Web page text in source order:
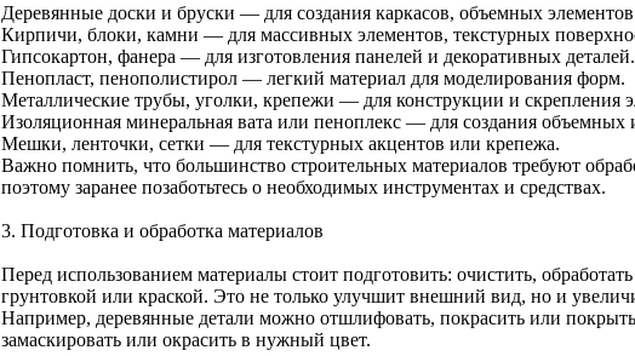
Деревянные доски и бруски — для создания каркасов, объемных
Кирпичи, блоки, камни — для массивных элементов, текстурных
Гипсокартон, фанера — для изготовления панелей и декоративных деталей.
Пенопласт, пенополистирол — легкий материал для моделирования форм.
Металлические трубы, уголки, крепежи — для конструкции и скрепления
Изоляционная минеральная вата или пеноплекс — для создания объемных
Мешки, ленточки, сетки — для текстурных акцентов или крепежа.
Важно помнить, что большинство строительных материалов требуют
поэтому заранее позаботьтесь о необходимых инструментах и средствах.
3. Подготовка и обработка материалов
Перед использованием материалы стоит подготовить: очистить,
грунтовкой или краской. Это не только улучшит внешний вид, но и
Например, деревянные детали можно отшлифовать, покрасить или
замаскировать или окрасить в нужный цвет.